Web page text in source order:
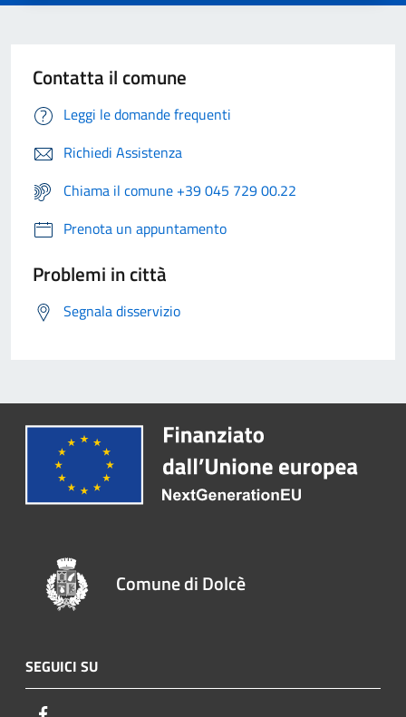
Contatta il comune
Leggi le domande frequenti
Richiedi Assistenza
Chiama il comune +39 045 729 00.22
Prenota un appuntamento
Problemi in città
Segnala disservizio
Comune di Dolcè
SEGUICI SU